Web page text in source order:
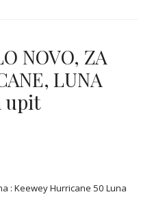
NOVO, ZA
LUNA
upit
: Keewey Hurricane 50 Luna